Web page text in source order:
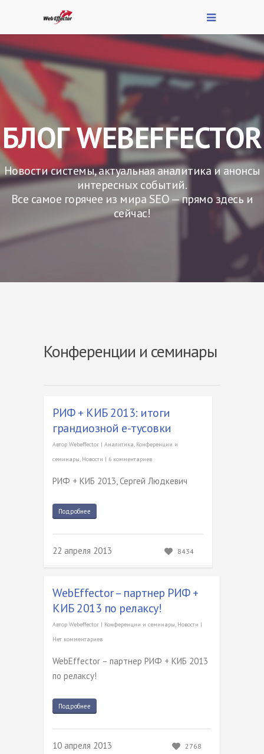
БЛОГ WEBEFFECTOR
Новости системы, актуальная аналитика и анонсы
интересных событий.
Все самое горячее из мира SEO — прямо здесь и
сейчас!
Конференции и семинары
РИФ + КИБ 2013: итоги
грандиозной e-тусовки
Автор Webeffector | Аналитика, Конференции и
семинары, Новости | 6 комментариев
РИФ + КИБ 2013, Сергей Людкевич
Подробнее
22 апреля 2013 8434
WebEffector – партнер РИФ +
КИБ 2013 по релаксу!
Автор Webeffector | Конференции и семинары, Новости |
Нет комментариев
WebEffector – партнер РИФ + КИБ 2013
по релаксу!
Подробнее
10 апреля 2013 2768